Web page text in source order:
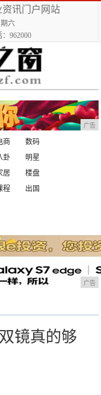
讯门户网站
六
962000
广告
商
数码
卦
明星
居
楼盘
程
出国
广告
镜真的够